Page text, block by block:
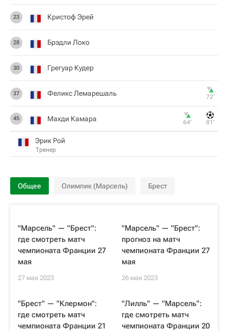
23 Кристоф Эрей
28 Брэдли Локо
30 Грегуар Кудер
37 Феликс Лемарешаль 72‎’‎
45 Махди Камара 64‎’‎ 81‎’‎
Эрик Рой
Тренер
Общее Олимпик (Марсель) Брест
"Марсель" — "Брест":
где смотреть матч
чемпионата Франции 27
мая
27 мая 2023
"Марсель" — "Брест":
прогноз на матч
чемпионата Франции 27
мая
26 мая 2023
"Брест" — "Клермон":
где смотреть матч
чемпионата Франции 21
"Лилль" — "Марсель":
где смотреть матч
чемпионата Франции 20